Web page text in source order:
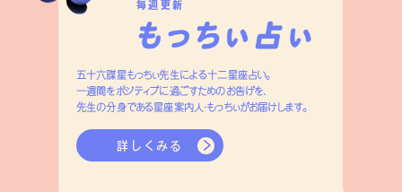
毎週更新
五十六謀星もっちぃ先生による十二星座占い。
一週間をポジティブに過ごすためのお告げを、
先生の分身である星座案内人・もっちぃがお届けします。
詳しくみる